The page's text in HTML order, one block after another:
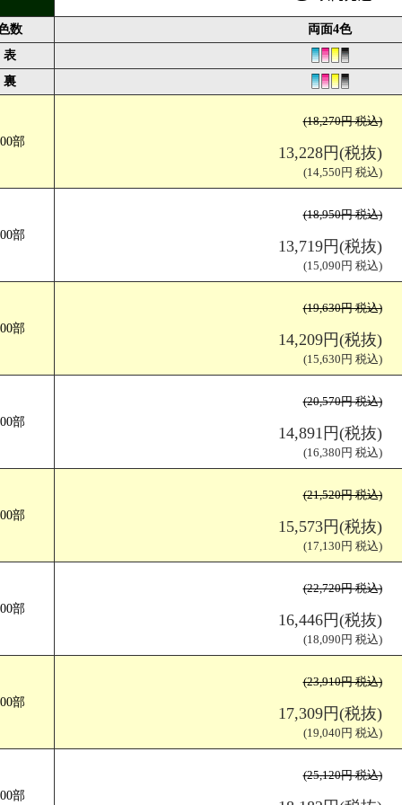
イズ V折 仕上がりサイズ（W148×H210mm) 展開サイズ（
イズ Z折 仕上がりサイズ（W100×H210mm) 展開サイズ（
数
両面4色
表
裏
部
(18,270円 税込)
13,228円(税抜)
(14,550円 税込)
部
(18,950円 税込)
13,719円(税抜)
(15,090円 税込)
部
(19,630円 税込)
14,209円(税抜)
(15,630円 税込)
部
(20,570円 税込)
14,891円(税抜)
(16,380円 税込)
部
(21,520円 税込)
15,573円(税抜)
(17,130円 税込)
部
(22,720円 税込)
16,446円(税抜)
(18,090円 税込)
部
(23,910円 税込)
17,309円(税抜)
(19,040円 税込)
部
(25,120円 税込)